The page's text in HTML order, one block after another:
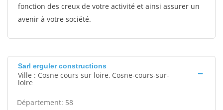
fonction des creux de votre activité et ainsi assurer un
avenir à votre société.
Sarl erguler constructions
Ville : Cosne cours sur loire, Cosne-cours-sur-
loire
Département: 58